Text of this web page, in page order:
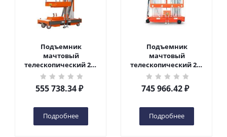
Подъемник
мачтовый
телескопический 200
кг 6 м TOR GTWY6-200S
DC 2-мачтовый
(автономный) (G) в
555 738.34₽
Подробнее
Подъемник
мачтовый
телескопический 200
кг 10 м TOR GTWY10-
200S DC 2-мачтовый
(автономный) (N) в
745 966.42₽
Подробнее